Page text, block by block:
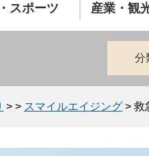
スポーツ 産業・観
分
> > スマイルエイジング > 救